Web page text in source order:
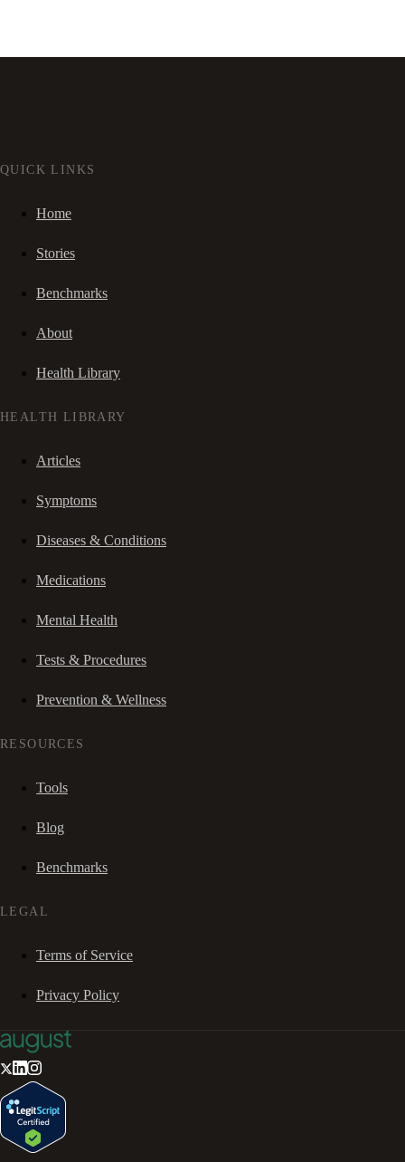
QUICK LINKS
Home
Stories
Benchmarks
About
Health Library
HEALTH LIBRARY
Articles
Symptoms
Diseases & Conditions
Medications
Mental Health
Tests & Procedures
Prevention & Wellness
RESOURCES
Tools
Blog
Benchmarks
LEGAL
Terms of Service
Privacy Policy